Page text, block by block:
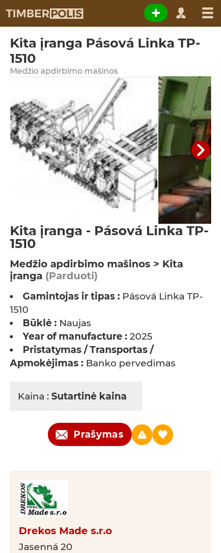
Kita įranga Pásová Linka TP-
1510
Medžio apdirbimo mašinos
Kita įranga - Pásová Linka TP-
1510
Medžio apdirbimo mašinos > Kita
įranga (Parduoti)
Gamintojas ir tipas : Pásová Linka TP-
1510
Būklė : Naujas
Year of manufacture : 2025
Pristatymas / Transportas /
Apmokėjimas : Banko pervedimas
Kaina : Sutartinė kaina
Prašymas
Drekos Made s.r.o
Jasenná 20